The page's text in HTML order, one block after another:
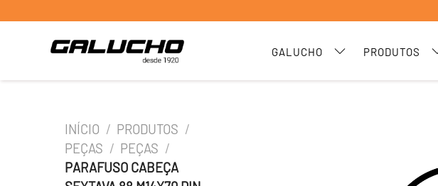
GALUCHO PRODUTOS
INÍCIO / PRODUTOS /
PEÇAS / PEÇAS /
PARAFUSO CABEÇA